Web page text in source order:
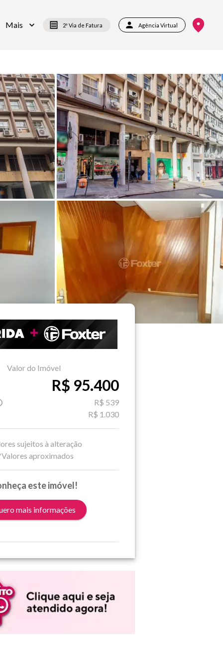
Mais 2ª Via de Fatura Agência Virtual
Valor do Imóvel
R$ 95.400
R$ 539
R$ 1.030
sujeitos à alteração
aproximados
este imóvel!
mais informações